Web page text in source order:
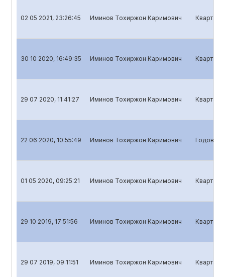
02 05 2021, 23:26:45 Иминов Тохиржон Каримович
30 10 2020, 16:49:35 Иминов Тохиржон Каримович
29 07 2020, 11:41:27 Иминов Тохиржон Каримович
22 06 2020, 10:55:49 Иминов Тохиржон Каримович Годовой
01 05 2020, 09:25:21 Иминов Тохиржон Каримович
29 10 2019, 17:51:56 Иминов Тохиржон Каримович
29 07 2019, 09:11:51 Иминов Тохиржон Каримович